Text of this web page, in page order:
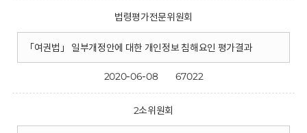
법령평가전문위원회
「여권법」 일부개정안에 대한 개인정보 침해요인 평가결과
2020-06-08 67022
2소위원회